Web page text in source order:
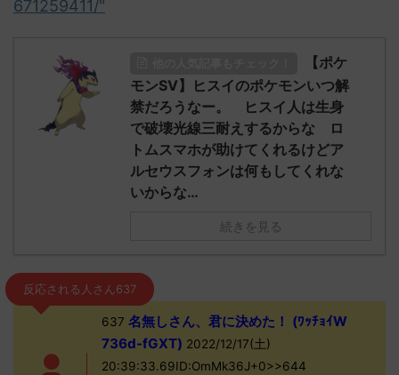
671259411/"
【ポケ
モンSV】ヒスイのポケモンいつ解
禁だろうなー。 ヒスイ人は生身
で破壊光線三耐えするからな ロ
トムスマホが助けてくれるけどア
ルセウスフォンは何もしてくれな
いからな…
続きを見る
反応される人さん637
637 名無しさん、君に決めた！ (ﾜｯﾁｮｲW
736d-fGXT) 2022/12/17(土)
20:39:33.69ID:OmMk36J+0>>644